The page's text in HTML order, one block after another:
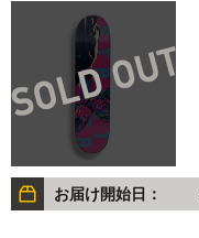
お届け開始日：